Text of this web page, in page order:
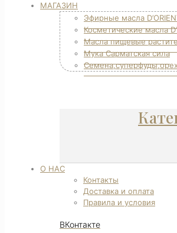
МАГАЗИН
Эфирные масла
Косметические масла
Масла пищевые
Мука Сарматская сила
О НАС
Контакты
Доставка и оплата
Правила и условия
ВКонтакте